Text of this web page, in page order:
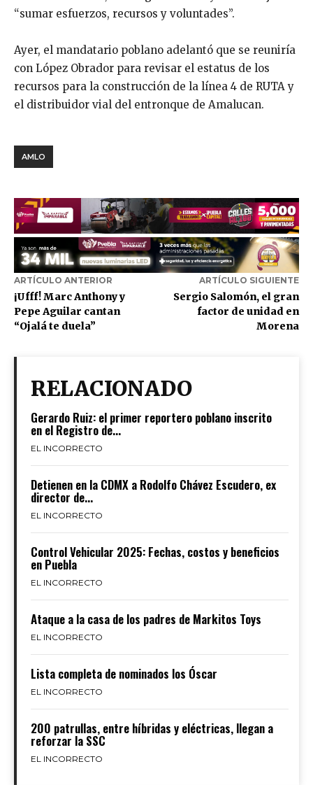
“sumar esfuerzos, recursos y voluntades”.
Ayer, el mandatario poblano adelantó que se reuniría
con López Obrador para revisar el estatus de los
recursos para la construcción de la línea 4 de RUTA y
el distribuidor vial del entronque de Amalucan.
AMLO
ARTÍCULO ANTERIOR
¡Ufff! Marc Anthony y
Pepe Aguilar cantan
“Ojalá te duela”
ARTÍCULO SIGUIENTE
Sergio Salomón, el gran
factor de unidad en
Morena
RELACIONADO
Gerardo Ruiz: el primer reportero poblano inscrito
en el Registro de...
EL INCORRECTO
Detienen en la CDMX a Rodolfo Chávez Escudero, ex
director de...
EL INCORRECTO
Control Vehicular 2025: Fechas, costos y beneficios
en Puebla
EL INCORRECTO
Ataque a la casa de los padres de Markitos Toys
EL INCORRECTO
Lista completa de nominados los Óscar
EL INCORRECTO
200 patrullas, entre híbridas y eléctricas, llegan a
reforzar la SSC
EL INCORRECTO